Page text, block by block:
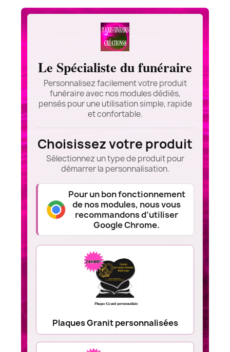
Le Spécialiste du funéraire
Personnalisez facilement votre produit
funéraire avec nos modules dédiés,
pensés pour une utilisation simple, rapide
et confortable.
Choisissez votre produit
Sélectionnez un type de produit pour
démarrer la personnalisation.
Pour un bon fonctionnement
de nos modules, nous vous
recommandons d’utiliser
Google Chrome.
Plaques Granit personnalisées